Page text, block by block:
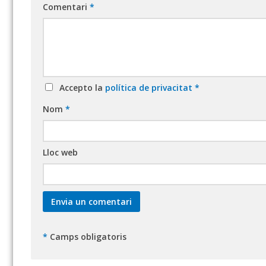
Comentari *
Accepto la política de privacitat *
Nom *
Lloc web
* Camps obligatoris